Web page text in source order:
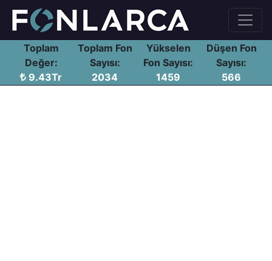
Toplam
Değer:
9.43Tr
Toplam Fon
Sayısı:
2034
Yükselen
Fon Sayısı:
1459
Düşen Fon
Sayısı:
566